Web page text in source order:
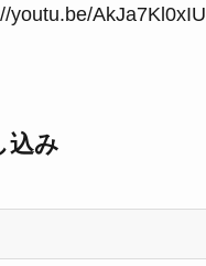
AkJa7Kl0xIU
込み